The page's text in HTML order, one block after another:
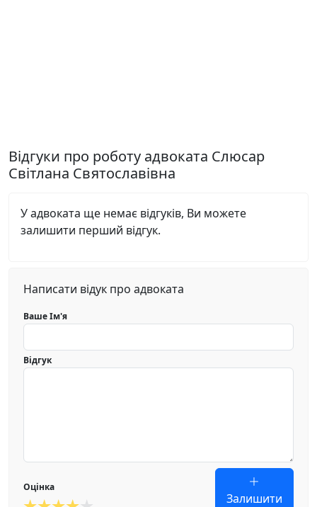
Відгуки про роботу адвоката Слюсар
Світлана Святославівна
У адвоката ще немає відгуків, Ви можете
залишити перший відгук.
Написати відук про адвоката
Ваше Ім'я
Відгук
Оцінка
Залишити